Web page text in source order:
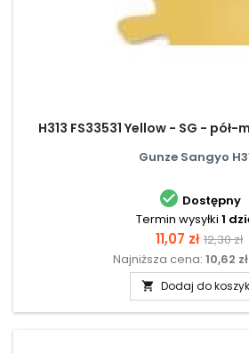
H313 FS33531 Yellow - SG -
Gunze Sangyo
 Dostępny
Termin wysyłki 1
Cena
11,07 zł Cena
12,30 zł
Najniższa cena: 10,62 zł
 Dodaj do